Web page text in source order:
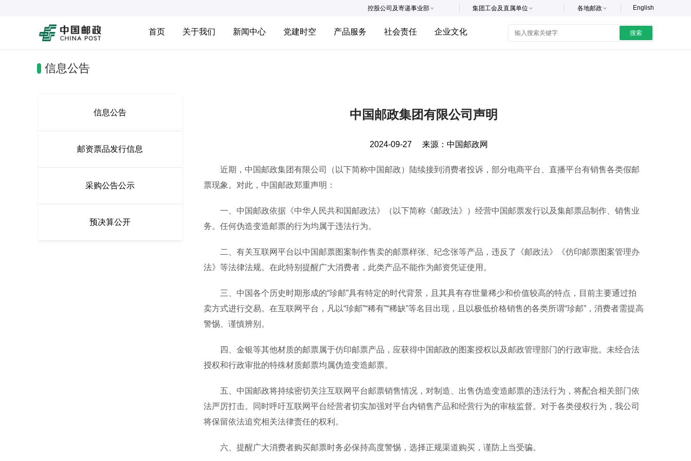
English
各地邮政
集团工会及直属单位
控股公司及寄递事业部
首页 关于我们 新闻中心 党建时空 产品服务 社会责任 企业文化 搜索
信息公告
信息公告
邮资票品发行信息
采购公告公示
预决算公开
中国邮政集团有限公司声明
2024-09-27 来源： 中国邮政网
近期，中国邮政集团有限公司（以下简称中国邮政）陆续接到消费者投诉，部分电商平台、直播平台有销售各类假邮
票现象。对此，中国邮政郑重声明：
一、中国邮政依据《中华人民共和国邮政法》（以下简称《邮政法》）经营中国邮票发行以及集邮票品制作、销售业
务。任何伪造变造邮票的行为均属于违法行为。
二、有关互联网平台以中国邮票图案制作售卖的邮票样张、纪念张等产品，违反了《邮政法》《仿印邮票图案管理办
法》等法律法规。在此特别提醒广大消费者，此类产品不能作为邮资凭证使用。
三、中国各个历史时期形成的“珍邮”具有特定的时代背景，且其具有存世量稀少和价值较高的特点，目前主要通过拍
卖方式进行交易。在互联网平台，凡以“珍邮”“稀有”“稀缺”等名目出现，且以极低价格销售的各类所谓“珍邮”，消费者需提高
警惕、谨慎辨别。
四、金银等其他材质的邮票属于仿印邮票产品，应获得中国邮政的图案授权以及邮政管理部门的行政审批。未经合法
授权和行政审批的特殊材质邮票均属伪造变造邮票。
五、中国邮政将持续密切关注互联网平台邮票销售情况，对制造、出售伪造变造邮票的违法行为，将配合相关部门依
法严厉打击。同时呼吁互联网平台经营者切实加强对平台内销售产品和经营行为的审核监督。对于各类侵权行为，我公司
将保留依法追究相关法律责任的权利。
六、提醒广大消费者购买邮票时务必保持高度警惕，选择正规渠道购买，谨防上当受骗。